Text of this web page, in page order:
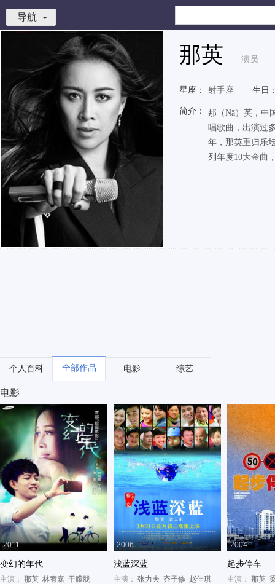
导航
那英 演员
星座： 射手座 生日
简介：
那（Nā）英，中
唱歌曲，出演过
年，那英重归乐
列年度10大金曲
个人百科 全部作品 电影 综艺
电影
2011
变幻的年代
主演： 那英 林宥嘉 于朦胧
2006
浅蓝深蓝
主演： 张力夫 齐子修 赵佳琪
2004
起步停车
主演： 那英